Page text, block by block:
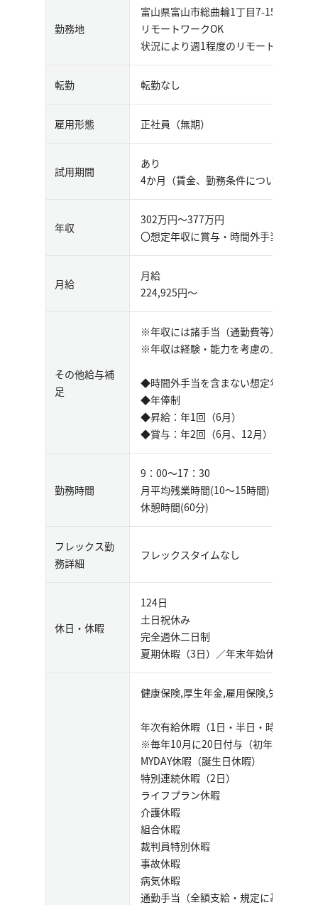
勤務地
富山県富山市総曲輪1丁目7-15 日本生
リモートワークOK
状況により週1程度のリモートワークも
転勤 転勤なし
雇用形態 正社員（無期）
試用期間
あり
4か月（賃金、勤務条件について変更な
年収
302万円〜377万円
〇想定年収に賞与・時間外手当を含む
月給
月給
224,925円〜
その他給与補
足
※年収には諸手当（通勤費等）は含ま
※年収は経験・能力を考慮の上、当社
◆時間外手当を含まない想定年収：
◆年俸制
◆昇給：年1回（6月）
◆賞与：年2回（6月、12月）
勤務時間
9：00～17：30
月平均残業時間(10～15時間)
休憩時間(60分)
フレックス勤
務詳細
フレックスタイムなし
休日・休暇
124日
土日祝休み
完全週休二日制
夏期休暇（3日）／年末年始休暇
健康保険,厚生年金,雇用保険,労災保険
年次有給休暇（1日・半日・時間単位）
※毎年10月に20日付与（初年度は入社
MYDAY休暇（誕生日休暇）
特別連続休暇（2日）
ライフプラン休暇
介護休暇
組合休暇
裁判員特別休暇
事故休暇
病気休暇
通勤手当（全額支給・規定に基づく）